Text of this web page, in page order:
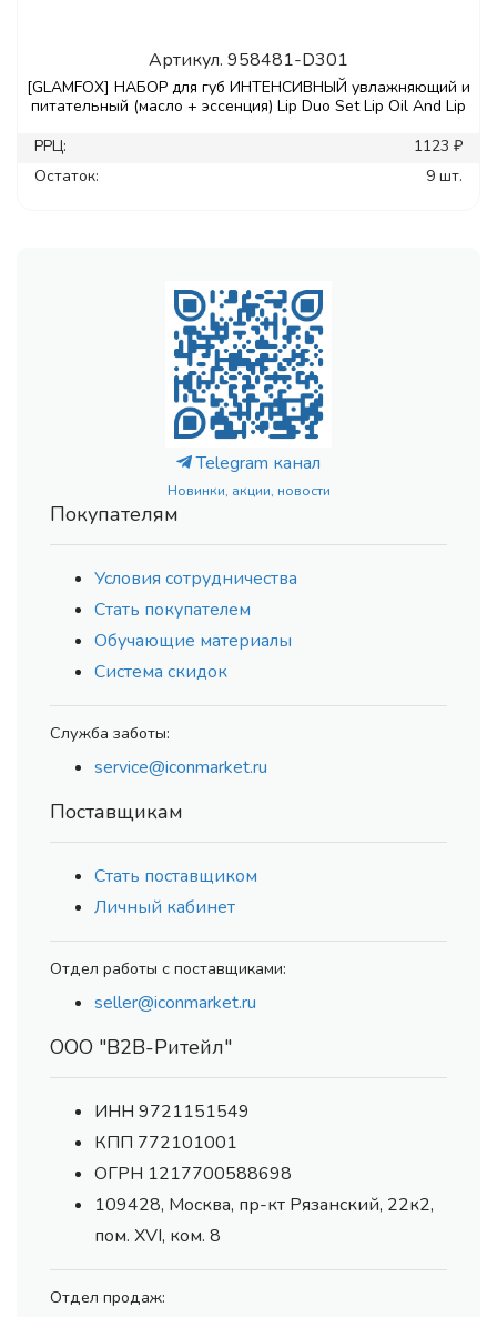
Артикул. 958481-D301
[GLAMFOX] НАБОР для губ ИНТЕНСИВНЫЙ увлажняющий и
питательный (масло + эссенция) Lip Duo Set Lip Oil And Lip
РРЦ:
1123 ₽
Остаток:
9 шт.
Telegram канал
Новинки, акции, новости
Покупателям
Условия сотрудничества
Стать покупателем
Обучающие материалы
Система скидок
Служба заботы:
service@iconmarket.ru
Поставщикам
Стать поставщиком
Личный кабинет
Отдел работы с поставщиками:
seller@iconmarket.ru
ООО "В2В-Ритейл"
ИНН 9721151549
КПП 772101001
ОГРН 1217700588698
109428, Москва, пр-кт Рязанский, 22к2,
пом. XVI, ком. 8
Отдел продаж: